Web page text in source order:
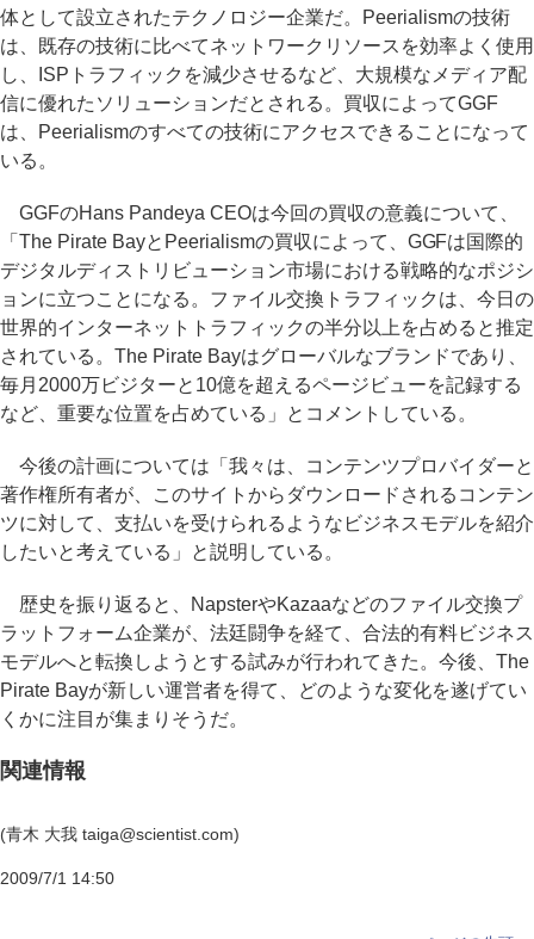
体として設立されたテクノロジー企業だ。Peerialismの技術
は、既存の技術に比べてネットワークリソースを効率よく使用
し、ISPトラフィックを減少させるなど、大規模なメディア配
信に優れたソリューションだとされる。買収によってGGF
は、Peerialismのすべての技術にアクセスできることになって
いる。
GGFのHans Pandeya CEOは今回の買収の意義について、
「The Pirate BayとPeerialismの買収によって、GGFは国際的
デジタルディストリビューション市場における戦略的なポジシ
ョンに立つことになる。ファイル交換トラフィックは、今日の
世界的インターネットトラフィックの半分以上を占めると推定
されている。The Pirate Bayはグローバルなブランドであり、
毎月2000万ビジターと10億を超えるページビューを記録する
など、重要な位置を占めている」とコメントしている。
今後の計画については「我々は、コンテンツプロバイダーと
著作権所有者が、このサイトからダウンロードされるコンテン
ツに対して、支払いを受けられるようなビジネスモデルを紹介
したいと考えている」と説明している。
歴史を振り返ると、NapsterやKazaaなどのファイル交換プ
ラットフォーム企業が、法廷闘争を経て、合法的有料ビジネス
モデルへと転換しようとする試みが行われてきた。今後、The
Pirate Bayが新しい運営者を得て、どのような変化を遂げてい
くかに注目が集まりそうだ。
関連情報
(青木 大我 taiga@scientist.com)
2009/7/1 14:50